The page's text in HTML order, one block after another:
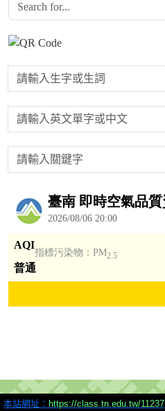
請輸入生字或生詞
請輸入英文單字或中文
請輸入關鍵字
本站網址： https://class.tn.edu.tw/11237